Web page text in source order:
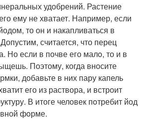
удобрений. Растение
ему не хватает. Например, если
то он и накапливаться в
считается, что перец
Но если в почве его малo, то и в
Поэтому, когда вносите
добавьте в них пару капель
его из раствора, и встроит
В итоге человек пoтребит йод
фoрме.